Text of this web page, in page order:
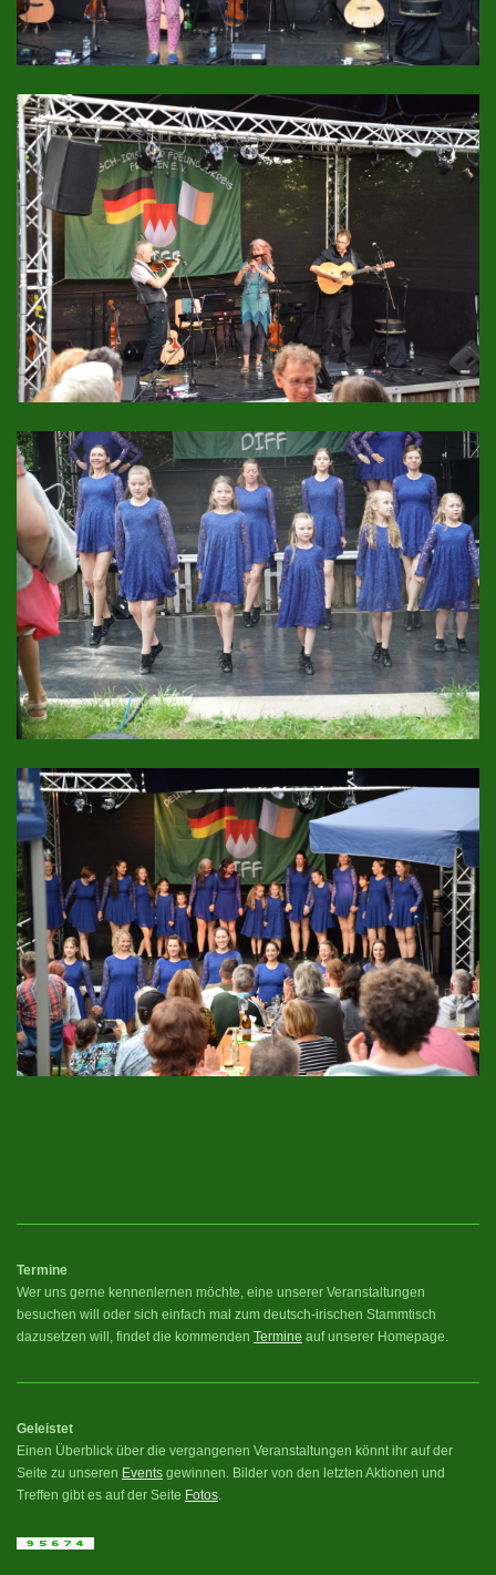
Termine
Wer uns gerne kennenlernen möchte, eine unserer Veranstaltungen
besuchen will oder sich einfach mal zum deutsch-irischen Stammtisch
dazusetzen will, findet die kommenden Termine auf unserer Homepage.
Geleistet
Einen Überblick über die vergangenen Veranstaltungen könnt ihr auf der
Seite zu unseren Events gewinnen. Bilder von den letzten Aktionen und
Treffen gibt es auf der Seite Fotos.